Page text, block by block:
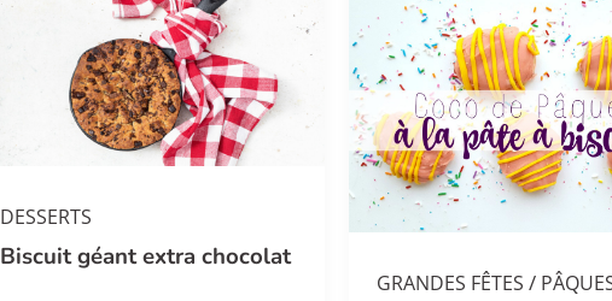
DESSERTS
Biscuit géant extra chocolat
GRANDES FÊTES /